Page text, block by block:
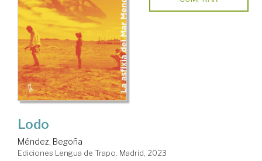
Lodo
Méndez, Begoña
Ediciones Lengua de Trapo. Madrid, 2023